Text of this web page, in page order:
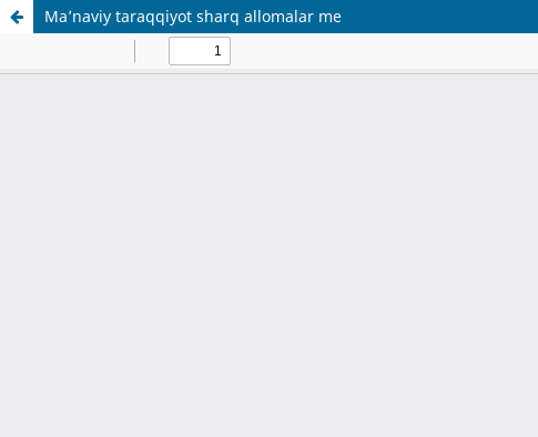
Ma’naviy taraqqiyot sharq allomalar me